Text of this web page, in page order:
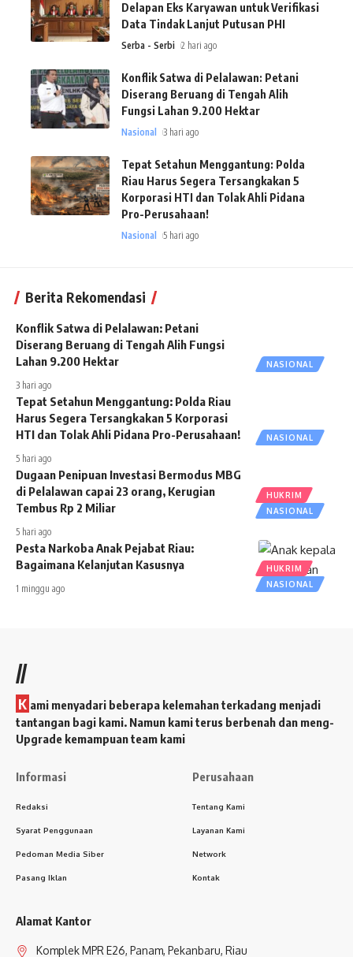
Delapan Eks Karyawan untuk Verifikasi
Data Tindak Lanjut Putusan PHI
Serba - Serbi 2 hari ago
Konflik Satwa di Pelalawan: Petani
Diserang Beruang di Tengah Alih
Fungsi Lahan 9.200 Hektar
Nasional 3 hari ago
Tepat Setahun Menggantung: Polda
Riau Harus Segera Tersangkakan 5
Korporasi HTI dan Tolak Ahli Pidana
Pro-Perusahaan!
Nasional 5 hari ago
Berita Rekomendasi
NASIONAL
Konflik Satwa di Pelalawan: Petani
Diserang Beruang di Tengah Alih Fungsi
Lahan 9.200 Hektar
3 hari ago
NASIONAL
Tepat Setahun Menggantung: Polda Riau
Harus Segera Tersangkakan 5 Korporasi
HTI dan Tolak Ahli Pidana Pro-Perusahaan!
5 hari ago
HUKRIM
NASIONAL
Dugaan Penipuan Investasi Bermodus MBG
di Pelalawan capai 23 orang, Kerugian
Tembus Rp 2 Miliar
5 hari ago
HUKRIM
NASIONAL
Pesta Narkoba Anak Pejabat Riau:
Bagaimana Kelanjutan Kasusnya
1 minggu ago
//
K ami menyadari beberapa kelemahan terkadang menjadi
tantangan bagi kami. Namun kami terus berbenah dan meng-
Upgrade kemampuan team kami
Informasi
Redaksi
Syarat Penggunaan
Pedoman Media Siber
Pasang Iklan
Perusahaan
Tentang Kami
Layanan Kami
Network
Kontak
Alamat Kantor
Komplek MPR E26, Panam, Pekanbaru, Riau